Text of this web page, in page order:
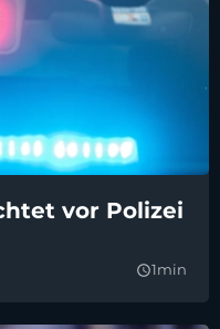
vor Polizei
query_builder1min